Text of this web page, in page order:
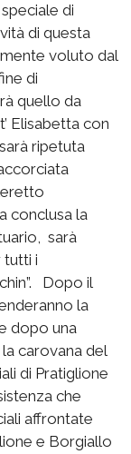
di
di questa
voluto dal
di
quello da
Elisabetta con
ripetuta
conclusa la
sarà
tutti i
Dopo il
la
dopo una
carovana del
di Pratiglione
che
affrontate
e Borgiallo